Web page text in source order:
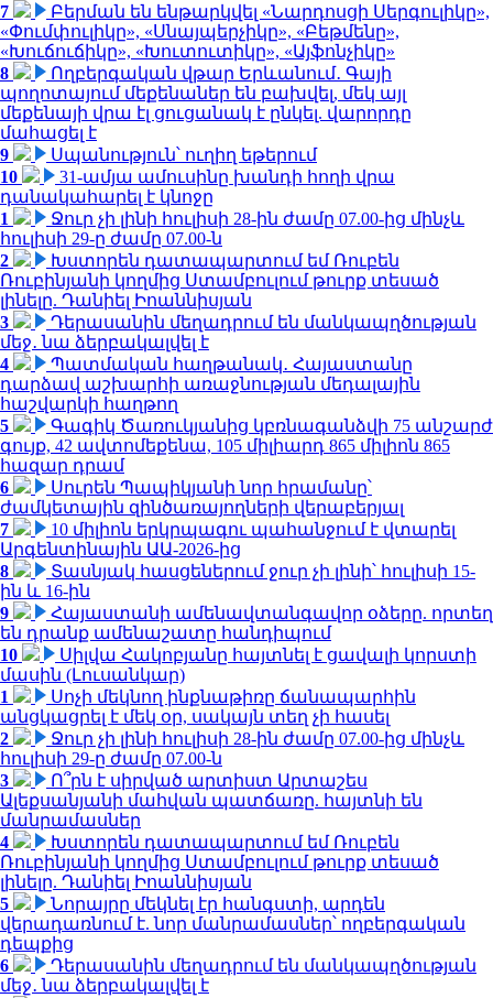
7
Բերման են ենթարկվել «Նարդոսցի Սերգուլիկը»,
«Փումփուլիկը», «Սնայպերչիկը», «Բեթմենը»,
«Խուճուճիկը», «Խուտուտիկը», «Այֆոնչիկը»
8
Ողբերգական վթար Երևանում․ Գայի
պողոտայում մեքենաներ են բախվել, մեկ այլ
մեքենայի վրա էլ ցուցանակ է ընկել. վարորդը
մահացել է
9
Սպանություն՝ ուղիղ եթերում
10
31-ամյա ամուսինը խանդի հողի վրա
դանակահարել է կնոջը
1
Ջուր չի լինի հուլիսի 28-ին ժամը 07.00-ից մինչև
հուլիսի 29-ը ժամը 07.00-ն
2
Խստորեն դատապարտում եմ Ռուբեն
Ռուբինյանի կողմից Ստամբուլում թուրք տեսած
լինելը. Դանիել Իոաննիսյան
3
Դերասանին մեղադրում են մանկապղծության
մեջ․ նա ձերբակալվել է
4
Պատմական հաղթանակ․ Հայաստանը
դարձավ աշխարհի առաջնության մեդալային
հաշվարկի հաղթող
5
Գագիկ Ծառուկյանից կբռնագանձվի 75 անշարժ
գույք, 42 ավտոմեքենա, 105 միլիարդ 865 միլիոն 865
հազար դրամ
6
Սուրեն Պապիկյանի նոր հրամանը՝
ժամկետային զինծառայողների վերաբերյալ
7
10 միլիոն երկրպագու պահանջում է վտարել
Արգենտինային ԱԱ-2026-ից
8
Տասնյակ հասցեներում ջուր չի լինի՝ հուլիսի 15-
ին և 16-ին
9
Հայաստանի ամենավտանգավոր օձերը. որտեղ
են դրանք ամենաշատը հանդիպում
10
Սիլվա Հակոբյանը հայտնել է ցավալի կորստի
մասին (Լուսանկար)
1
Սոչի մեկնող ինքնաթիռը ճանապարհին
անցկացրել է մեկ օր, սակայն տեղ չի հասել
2
Ջուր չի լինի հուլիսի 28-ին ժամը 07.00-ից մինչև
հուլիսի 29-ը ժամը 07.00-ն
3
Ո՞րն է սիրված արտիստ Արտաշես
Ալեքսանյանի մահվան պատճառը. հայտնի են
մանրամասներ
4
Խստորեն դատապարտում եմ Ռուբեն
Ռուբինյանի կողմից Ստամբուլում թուրք տեսած
լինելը. Դանիել Իոաննիսյան
5
Նորայրը մեկնել էր հանգստի, արդեն
վերադառնում է. նոր մանրամասներ՝ ողբերգական
դեպքից
6
Դերասանին մեղադրում են մանկապղծության
մեջ․ նա ձերբակալվել է